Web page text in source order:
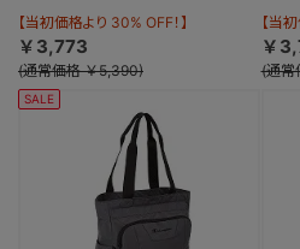
【当初価格より 30% OFF！】
￥3,773
(通常価格 ￥5,390)
【当
￥
(通常
SALE